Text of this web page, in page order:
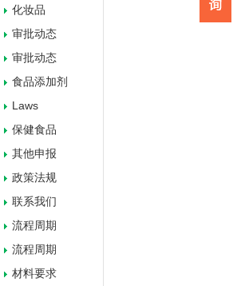
化妆品
审批动态
审批动态
食品添加剂
Laws
保健食品
其他申报
政策法规
联系我们
流程周期
流程周期
材料要求